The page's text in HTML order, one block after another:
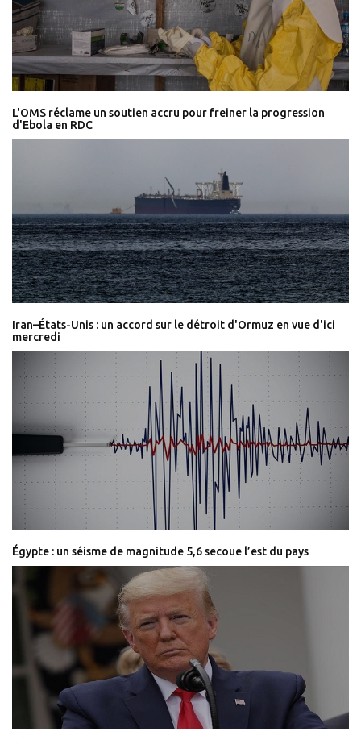
L'OMS réclame un soutien accru pour freiner la progression
d'Ebola en RDC
Iran–États-Unis : un accord sur le détroit d'Ormuz en vue d'ici
mercredi
Égypte : un séisme de magnitude 5,6 secoue l’est du pays